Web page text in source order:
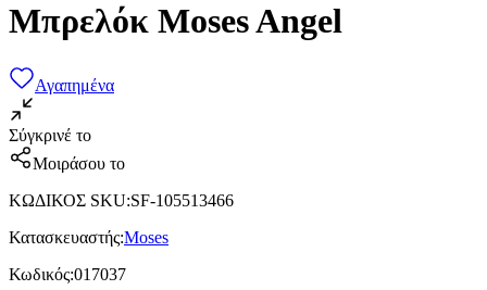
Μπρελόκ Moses Angel
Αγαπημένα
Σύγκρινέ το
Μοιράσου το
ΚΩΔΙΚΟΣ SKU:SF-105513466
Κατασκευαστής:Moses
Κωδικός:017037